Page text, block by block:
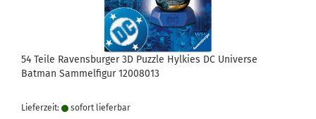
54 Teile Ravensburger 3D Puzzle Hylkies DC Universe
Batman Sammelfigur 12008013
Lieferzeit: sofort lie­fer­bar